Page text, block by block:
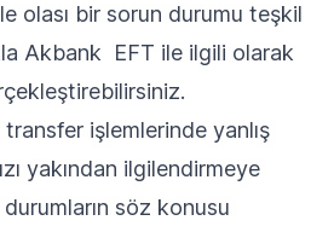
olası bir sorun durumu teşkil
Akbank EFT ile ilgili olarak
işlemlerinde yanlış
yakından ilgilendirmeye
söz konusu